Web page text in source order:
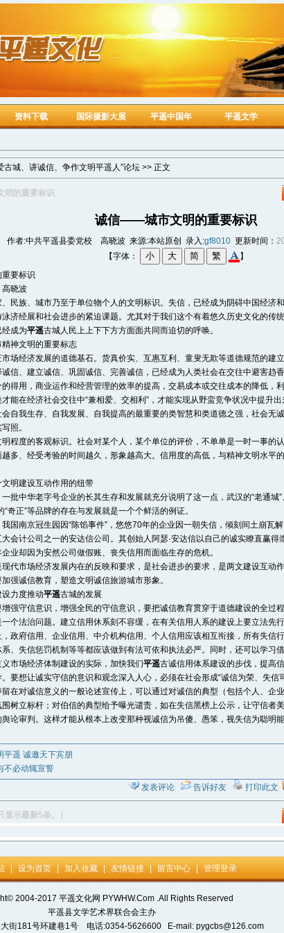
资料下载 国际摄影大展 平遥中国年 平遥文学
古城、讲诚信、争作文明平遥人”论坛 >> 正文
的重要标识
诚信——城市文明的重要标识
作者:中共平遥县委党校 高晓波 来源:本站原创 录入:gf8010 更新时间：
【字体：
】
要标识
晓波
族、城市乃至于单位物个人的文明标识。失信，已经成为阴碍中国经济
济经展和社会进步的紧迫课题。尤其对于我们这个有着悠久历史文化的传
成为平遥古城人民上上下下方方面面共同而迫切的呼唤。
神文明的重要标志
经济发展的道德基石。货真价实、互惠互利、童叟无欺等道德规范的建
诚信、建立诚信、巩固诚信、完善诚信，已经成为人类社会在交往中避害趋
得用，商业运作和经营管理的效率的提高，交易成本或交往成本的降低，
能在经济社会交往中“兼相爱、交相利”，才能实现从野蛮竞争状况中提升
自我生存、自我发展、自我提高的最重要的类智慧和类道德之强，社会无
照。
度的客观标识。社会对某个人，某个单位的评价，不单单是一时一事的
多、经受考验的时间越久，形象越高大。信用度的高低，与精神文明水平
明建设互动作用的纽带
中华老字号企业的长其生存和发展就充分说明了这一点，武汉的“老通城”
“奇正”等品牌的存在与发展就是一个个鲜活的例证。
南京冠生园因“陈馅事件”，悠悠70年的企业因一朝失信，倾刻间土崩瓦
会计公司之一的安达信公司。其创始人阿瑟·安达信以自己的诚实瞭直赢
业却因为安然公司做假账、丧失信用而面临生存的危机。
市场经济发展内在的反映和要求，是社会进步的要求，是两文建设互动
强诚信教育，塑造文明诚信旅游城市形象。
力度推动平遥古城的发展
守信意识，增强全民的守信意识，要把诚信教育贯穿于道德建设的全过
个法治问题。建立信用休系刻不容缓，在有关信用人系的建设上要立法先
政府信用、企业信用、中介机构信用、个人信用应该相互衔接，所有失信
、失信惩罚机制等等都应该做到有法可依和执法必严。同时，还可以学习
市场经济体制建设的实际，加快我们平遥古诚信用体系建设的步伐，提高
要想让诚实守信的意识和观念深入人心，必须在社会形成“诚信为荣、失信
在对诚信意义的一般论述宣传上，可以通过对诚信的典型（包括个人、企
树立标杆；对伯信的典型给予曝光谴责，如在失信黑榜上公示，让守信者
论审判。这样才能从根本上改变那种视诚信为吊傻、愚笨，视失信为聪明
平遥 诚邀天下宾朋
不必动辄宣誓
发表评论
告诉好友 打印此文
显示最新5条。）
设为首页 加入收藏 友情链接 留言中心 管理登录
2004-2017 平遥文化网 PYWHW.Com .All Rights Reserved
平遥县文学艺术界联合会主办
大街181号环建巷1号 电话:0354-5626600 E-mail: pygcbs@126.com